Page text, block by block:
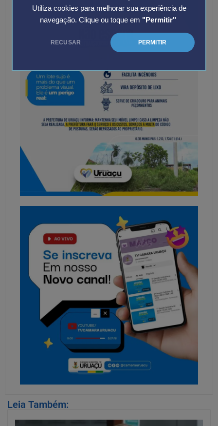
Utiliza cookies para melhorar sua experiência de
navegação. Clique ou toque em "Permitir"
RECUSAR PERMITIR
Leia Também: